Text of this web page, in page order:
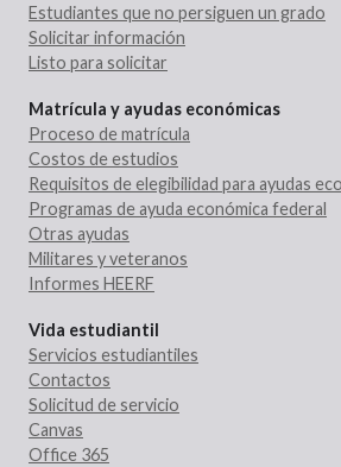
Estudiantes que no persiguen un grado
Solicitar información
Listo para solicitar
Matrícula y ayudas económicas
Proceso de matrícula
Costos de estudios
Requisitos de elegibilidad para ayudas
Programas de ayuda económica federal
Otras ayudas
Militares y veteranos
Informes HEERF
Vida estudiantil
Servicios estudiantiles
Contactos
Solicitud de servicio
Canvas
Office 365